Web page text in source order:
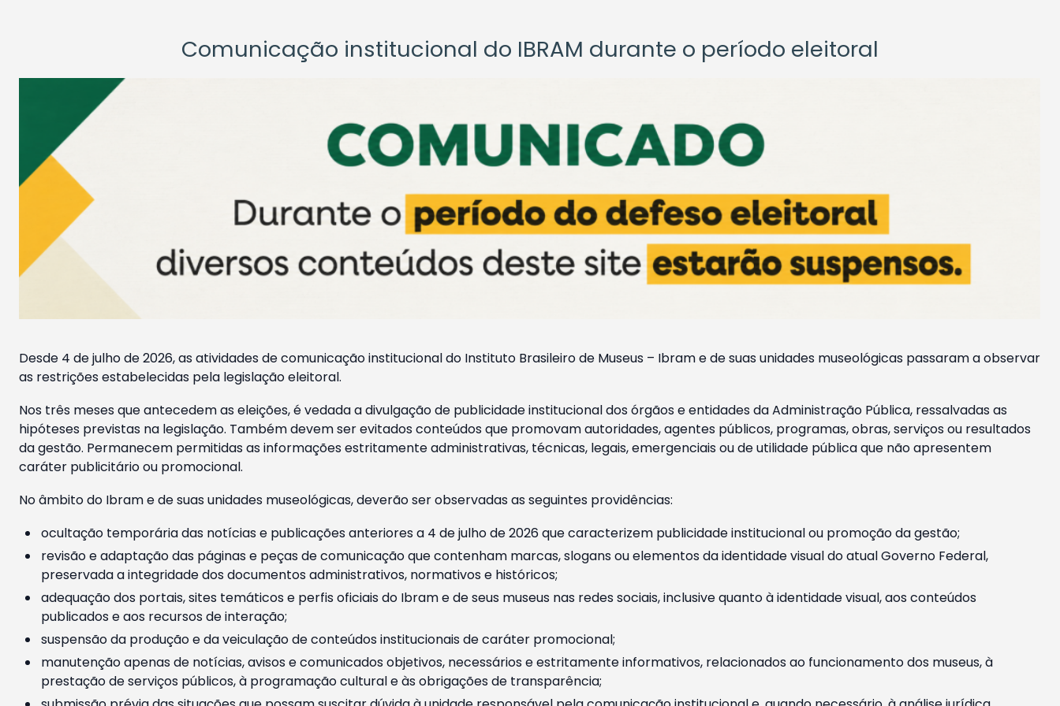
Comunicação institucional do IBRAM durante o período eleitoral
Desde 4 de julho de 2026, as atividades de comunicação institucional do Instituto Brasileiro de Museus – Ibram e de suas unidades museológicas passaram a observar
as restrições estabelecidas pela legislação eleitoral.
Nos três meses que antecedem as eleições, é vedada a divulgação de publicidade institucional dos órgãos e entidades da Administração Pública, ressalvadas as
hipóteses previstas na legislação. Também devem ser evitados conteúdos que promovam autoridades, agentes públicos, programas, obras, serviços ou resultados
da gestão. Permanecem permitidas as informações estritamente administrativas, técnicas, legais, emergenciais ou de utilidade pública que não apresentem
caráter publicitário ou promocional.
No âmbito do Ibram e de suas unidades museológicas, deverão ser observadas as seguintes providências:
ocultação temporária das notícias e publicações anteriores a 4 de julho de 2026 que caracterizem publicidade institucional ou promoção da gestão;
revisão e adaptação das páginas e peças de comunicação que contenham marcas, slogans ou elementos da identidade visual do atual Governo Federal,
preservada a integridade dos documentos administrativos, normativos e históricos;
adequação dos portais, sites temáticos e perfis oficiais do Ibram e de seus museus nas redes sociais, inclusive quanto à identidade visual, aos conteúdos
publicados e aos recursos de interação;
suspensão da produção e da veiculação de conteúdos institucionais de caráter promocional;
manutenção apenas de notícias, avisos e comunicados objetivos, necessários e estritamente informativos, relacionados ao funcionamento dos museus, à
prestação de serviços públicos, à programação cultural e às obrigações de transparência;